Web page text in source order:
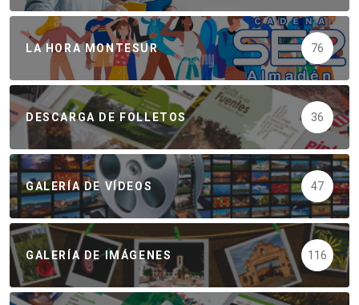
LA HORA MONTESUR 76
DESCARGA DE FOLLETOS 36
GALERÍA DE VÍDEOS 47
GALERÍA DE IMÁGENES 116